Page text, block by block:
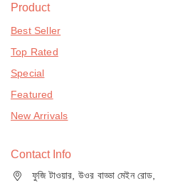
Product
Best Seller
Top Rated
Special
Featured
New Arrivals
Contact Info
ফুজি টাওয়ার, উওর বাড্ডা মেইন রোড,